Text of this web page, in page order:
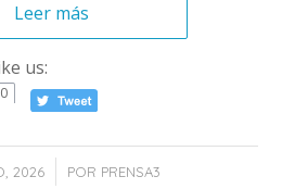
Leer más
us:
0
2026 POR PRENSA3